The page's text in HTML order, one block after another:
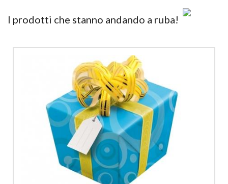
I prodotti che stanno andando a ruba!